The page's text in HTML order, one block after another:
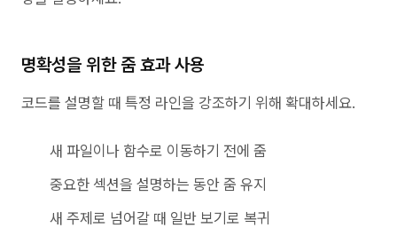
명확성을 위한 줌 효과 사용
코드를 설명할 때 특정 라인을 강조하기 위해 확대하세요.
새 파일이나 함수로 이동하기 전에 줌
중요한 섹션을 설명하는 동안 줌 유지
새 주제로 넘어갈 때 일반 보기로 복귀